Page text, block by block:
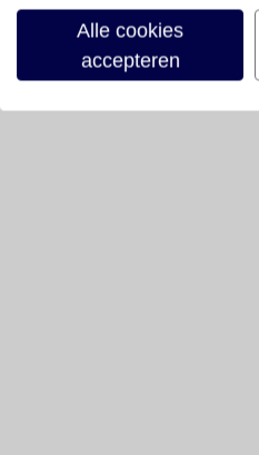
Alle cookies
accepteren